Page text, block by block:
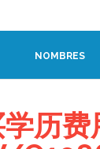
NOMBRES
学历